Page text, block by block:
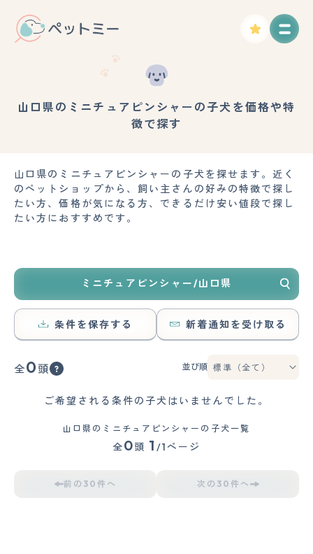
山口県のミニチュアピンシャーの子犬を価格や特
徴で探す
山口県のミニチュアピンシャーの子犬を探せます。近く
のペットショップから、飼い主さんの好みの特徴で探し
たい方、価格が気になる方、できるだけ安い値段で探し
たい方におすすめです。
ミニチュアピンシャー/山口県
条件を保存する 新着通知を受け取る
全0 頭 並び順
ご希望される条件の子犬はいませんでした。
山口県のミニチュアピンシャーの子犬一覧
全0頭 1 /1ページ
前の30件へ 次の30件へ